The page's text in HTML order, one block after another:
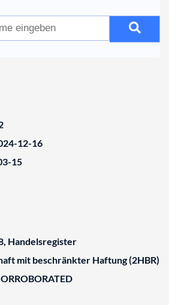
12-16
15
Handelsregister
mit beschränkter Haftung (2HBR)